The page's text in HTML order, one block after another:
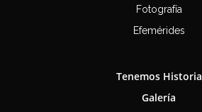
Fotografía
Efemérides
Tenemos Historia
Galería